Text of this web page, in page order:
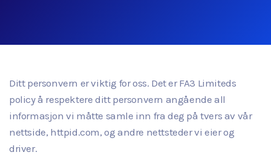
Ditt personvern er viktig for oss. Det er FA3 Limiteds
policy å respektere ditt personvern angående all
informasjon vi måtte samle inn fra deg på tvers av vår
nettside, httpid.com, og andre nettsteder vi eier og
driver.